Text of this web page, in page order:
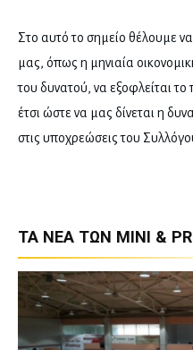
Στο αυτό το σημείο θέλουμε
μας, όπως η μηνιαία
του δυνατού, να εξοφλείται
έτσι ώστε να μας δίνεται η
στις υποχρεώσεις του
ΤΑ ΝΕΑ ΤΩΝ MINI &